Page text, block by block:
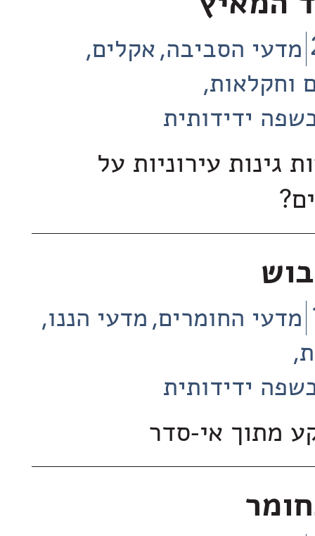
מדעי הסביבה אקלים
וחקלאות
ידידותית
גינות עירוניות על
מדעי החומרים מדעי הננו
ידידותית
מתוך אי-סדר